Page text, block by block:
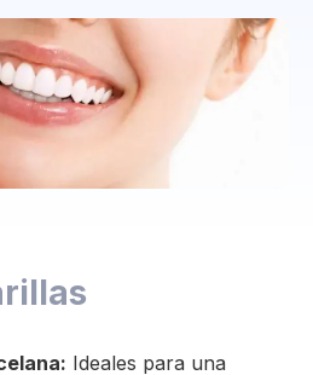
Ideales para una